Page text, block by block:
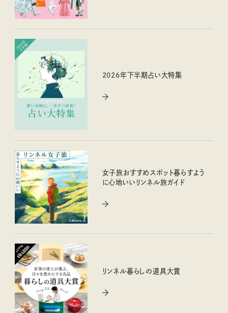
2026年下半期占い大特集
女子旅おすすめスポット暮らすよう
に心地いいリンネル旅ガイド
リンネル暮らしの道具大賞